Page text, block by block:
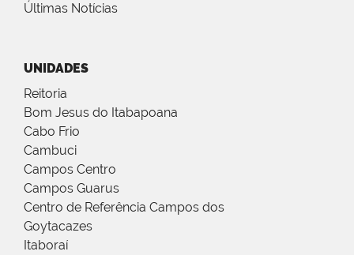
Últimas Notícias
UNIDADES
Reitoria
Bom Jesus do Itabapoana
Cabo Frio
Cambuci
Campos Centro
Campos Guarus
Centro de Referência Campos dos
Goytacazes
Itaboraí